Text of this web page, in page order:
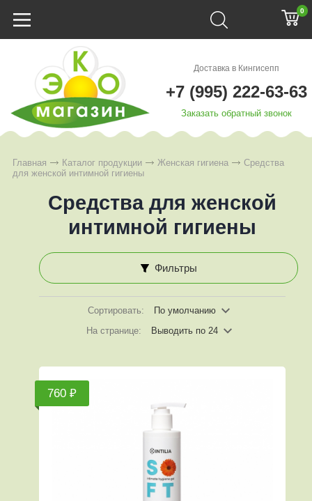
0
Доставка в Кингисепп
+7 (995) 222-63-63
Заказать обратный звонок
Главная Каталог продукции Женская гигиена
Средства
для женской интимной гигиены
Средства для женской
интимной гигиены
Фильтры
Сортировать:
По умолчанию
На странице:
Выводить по 24
760 ₽